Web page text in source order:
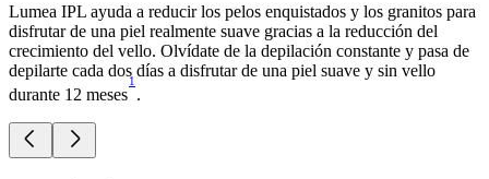
Lumea IPL ayuda a reducir los pelos enquistados y los granitos para
disfrutar de una piel realmente suave gracias a la reducción del
crecimiento del vello. Olvídate de la depilación constante y pasa de
depilarte cada dos días a disfrutar de una piel suave y sin vello
durante 12 meses
1
.